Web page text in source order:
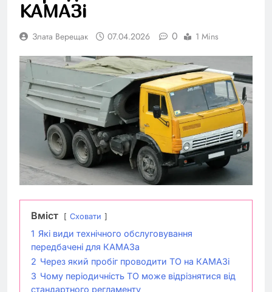
КАМАЗі
Злата Верещак 07.04.2026 0 1 Mins
Вміст Сховати
1 Які види технічного обслуговування
передбачені для КАМАЗа
2 Через який пробіг проводити ТО на КАМАЗі
3 Чому періодичність ТО може відрізнятися від
стандартного регламенту